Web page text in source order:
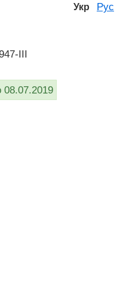
Укр Рус
III
08.07.2019